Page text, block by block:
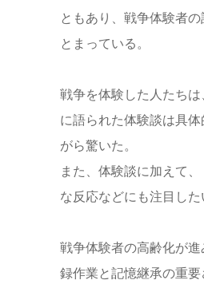
ともあり、戦争体験者
とまっている。
戦争を体験した人たち
に語られた体験談は具
がら驚いた。
また、体験談に加えて
な反応などにも注目した
戦争体験者の高齢化が
録作業と記憶継承の重